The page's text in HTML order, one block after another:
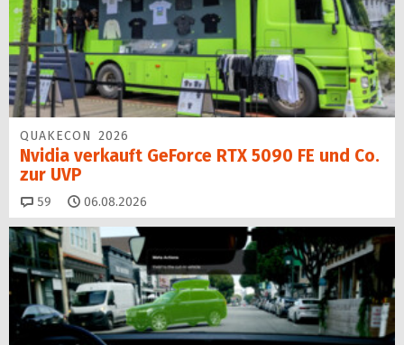
QUAKECON 2026
Nvidia verkauft GeForce RTX 5090 FE und Co.
zur UVP
59 Kommentare
06.08.2026